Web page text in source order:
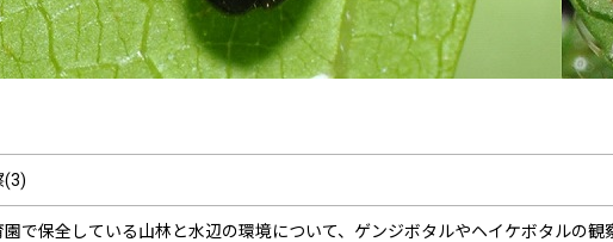
(3)
で保全している山林と水辺の環境について、ゲンジボタルやヘイケボタルの観